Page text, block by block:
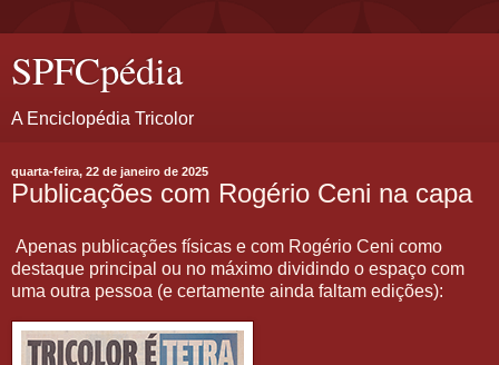
SPFCpédia
A Enciclopédia Tricolor
quarta-feira, 22 de janeiro de 2025
Publicações com Rogério Ceni na capa
Apenas publicações físicas e com Rogério Ceni como
destaque principal ou no máximo dividindo o espaço com
uma outra pessoa (e certamente ainda faltam edições):